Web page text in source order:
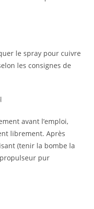
le spray pour cuivre
les consignes de
avant l’emploi,
librement. Après
(tenir la bombe la
pur